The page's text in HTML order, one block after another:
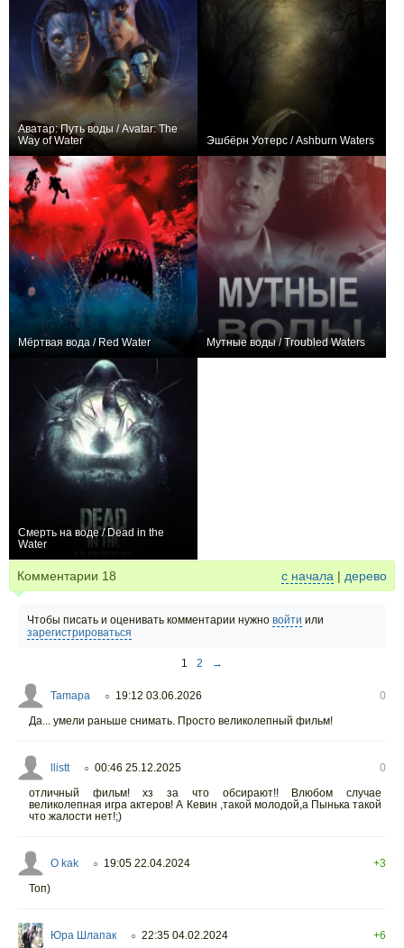
Аватар: Путь воды / Avatar: The
Way of Water
Эшбёрн Уотерс / Ashburn Waters
Мёртвая вода / Red Water Мутные воды / Troubled Waters
Смерть на воде / Dead in the
Water
Комментарии 18 с начала | дерево
Чтобы писать и оценивать комментарии нужно войти или
зарегистрироваться
1 2 →
Tamapa ○ 19:12 03.06.2026
0
Да... умели раньше снимать. Просто великолепный фильм!
llistt ○ 00:46 25.12.2025
0
отличный фильм! хз за что обсирают!! Влюбом случае
великолепная игра актеров! А Кевин ,такой молодой,а Пынька такой
что жалости нет!;)
O kak ○ 19:05 22.04.2024
+3
Топ)
Юра Шлапак ○ 22:35 04.02.2024 +6